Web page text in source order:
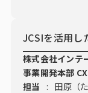
JCSIを活用し
株式会社インテ
事業開発本部
担当
: 田原（